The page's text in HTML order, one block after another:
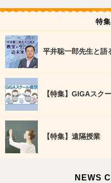
特
平井聡一郎先生と語
【特集】GIGAスク
【特集】遠隔授業
NEWS